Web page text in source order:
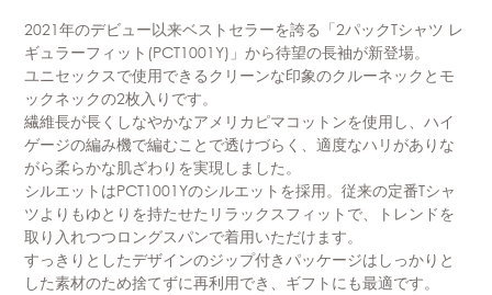
2021年のデビュー以来ベストセラーを誇る「2パックTシャツ レ
ギュラーフィット(PCT1001Y)」から待望の長袖が新登場。
ユニセックスで使用できるクリーンな印象のクルーネックとモ
ックネックの2枚入りです。
繊維長が長くしなやかなアメリカピマコットンを使用し、ハイ
ゲージの編み機で編むことで透けづらく、適度なハリがありな
がら柔らかな肌ざわりを実現しました。
シルエットはPCT1001Yのシルエットを採用。従来の定番Tシャ
ツよりもゆとりを持たせたリラックスフィットで、トレンドを
取り入れつつロングスパンで着用いただけます。
すっきりとしたデザインのジップ付きパッケージはしっかりと
した素材のため捨てずに再利用でき、ギフトにも最適です。